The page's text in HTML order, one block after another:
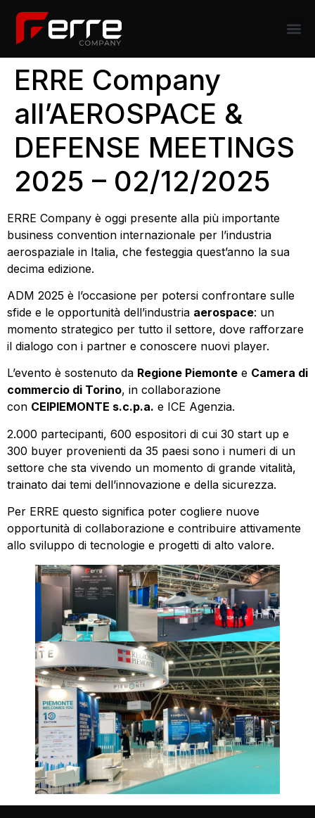
ERRE Company
all’AEROSPACE &
DEFENSE MEETINGS
2025 – 02/12/2025
ERRE Company è oggi presente alla più importante
business convention internazionale per l’industria
aerospaziale in Italia, che festeggia quest’anno la sua
decima edizione.
ADM 2025 è l’occasione per potersi confrontare sulle
sfide e le opportunità dell’industria aerospace: un
momento strategico per tutto il settore, dove rafforzare
il dialogo con i partner e conoscere nuovi player.
L’evento è sostenuto da Regione Piemonte e Camera di
commercio di Torino, in collaborazione
con CEIPIEMONTE s.c.p.a. e ICE Agenzia.
2.000 partecipanti, 600 espositori di cui 30 start up e
300 buyer provenienti da 35 paesi sono i numeri di un
settore che sta vivendo un momento di grande vitalità,
trainato dai temi dell’innovazione e della sicurezza.
Per ERRE questo significa poter cogliere nuove
opportunità di collaborazione e contribuire attivamente
allo sviluppo di tecnologie e progetti di alto valore.